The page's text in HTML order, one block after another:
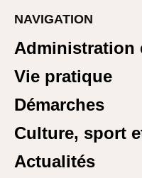
NAVIGATION
Administration
Vie pratique
Démarches
Culture, sport
Actualités